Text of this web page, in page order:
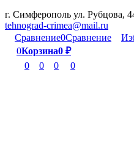
г. Симферополь ул. Рубцова,
tehnograd-crimea@mail.ru
Сравнение0Сравнение
0Корзина0 ₽
0
0 0 0